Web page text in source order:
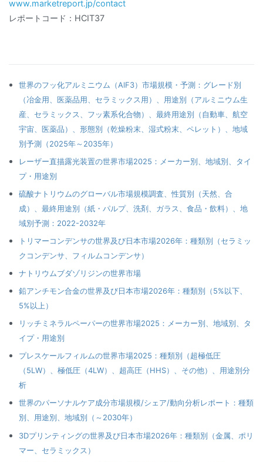
www.marketreport.jp/contact
レポートコード：HCIT37
世界のフッ化アルミニウム（AlF3）市場規模・予測：グレード別
（冶金用、医薬品用、セラミックス用）、用途別（アルミニウム生
産、セラミックス、フッ素系化合物）、最終用途別（自動車、航空
宇宙、医薬品）、形態別（乾燥粉末、湿式粉末、ペレット）、地域
別予測（2025年～2035年）
レーザー直描露光装置の世界市場2025：メーカー別、地域別、タイ
プ・用途別
硫酸ナトリウムのグローバル市場規模調査、性質別（天然、合
成）、最終用途別（紙・パルプ、洗剤、ガラス、食品・飲料）、地
域別予測：2022-2032年
トリマーコンデンサの世界及び日本市場2026年：種類別（セラミッ
クコンデンサ、フィルムコンデンサ）
ナトリウムブダゾリジンの世界市場
鉛アンチモン合金の世界及び日本市場2026年：種類別（5%以下、
5%以上）
リッチミネラルペーパーの世界市場2025：メーカー別、地域別、タ
イプ・用途別
プレスケールフィルムの世界市場2025：種類別（超極低圧
（5LW）、極低圧（4LW）、超高圧（HHS）、その他）、用途別分
析
世界のパーソナルケア成分市場規模/シェア/動向分析レポート：種類
別、用途別、地域別（～2030年）
3Dプリンティングの世界及び日本市場2026年：種類別（金属、ポリ
マー、セラミックス）